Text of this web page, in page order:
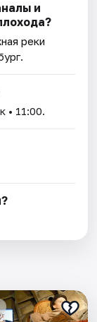
и
реки
• 11:00.